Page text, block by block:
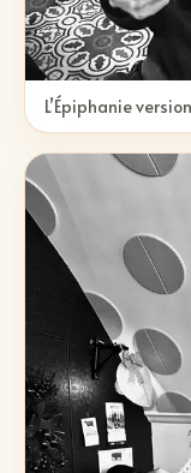
L’Épiphanie